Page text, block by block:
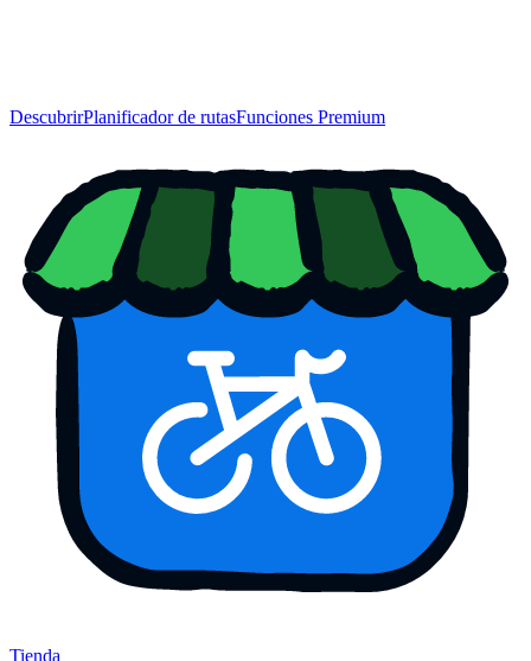
DescubrirPlanificador de rutasFunciones Premium
Tienda